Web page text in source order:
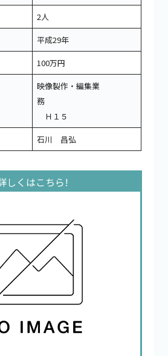
2人
平成29年
100万円
映像製作・編集業
務
Ｈ１５
石川 昌弘